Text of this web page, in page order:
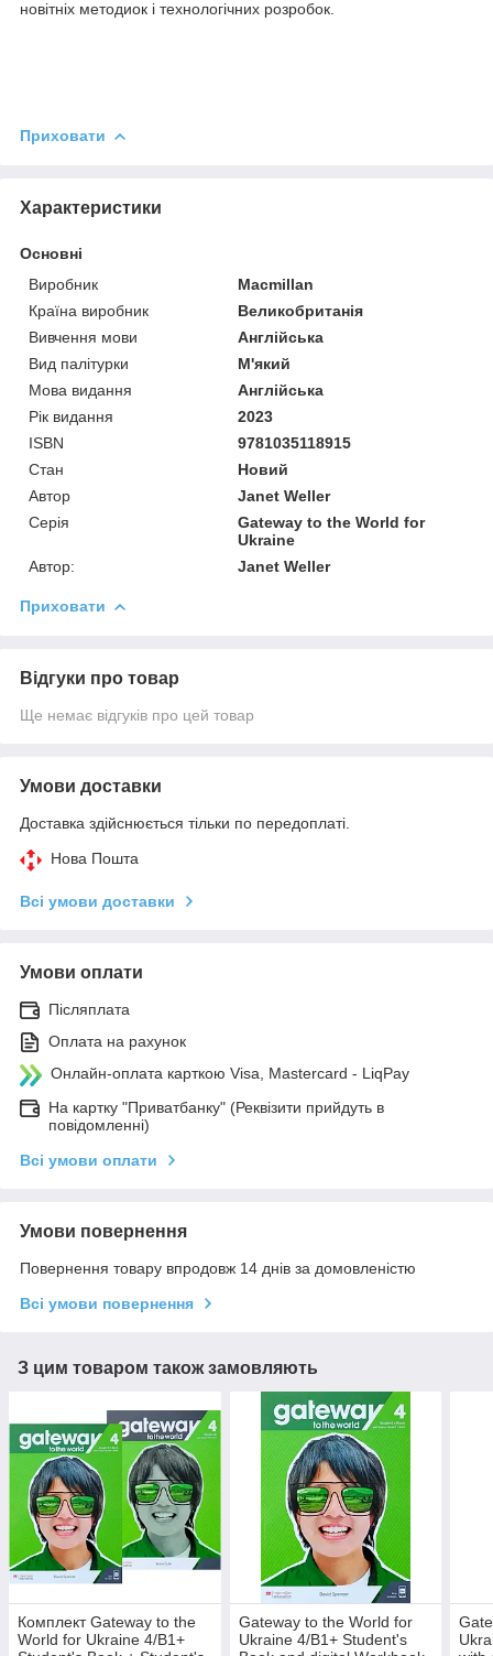
новітніх методиок і технологічних розробок.
Приховати
Характеристики
Основні
Виробник
Macmillan
Країна виробник
Великобританія
Вивчення мови
Англійська
Вид палітурки
М'який
Мова видання
Англійська
Рік видання
2023
ISBN
9781035118915
Стан
Новий
Автор
Janet Weller
Серія
Gateway to the World for
Ukraine
Автор:
Janet Weller
Приховати
Відгуки про товар
Ще немає відгуків про цей товар
Умови доставки
Доставка здійснюється тільки по передоплаті.
Нова Пошта
Всі умови доставки
Умови оплати
Післяплата
Оплата на рахунок
Онлайн-оплата карткою Visa, Mastercard - LiqPay
На картку "Приватбанку" (Реквізити прийдуть в
повідомленні)
Всі умови оплати
Умови повернення
Повернення товару впродовж 14 днів за домовленістю
Всі умови повернення
З цим товаром також замовляють
Комплект Gateway to the
World for Ukraine 4/B1+
Gateway to the World for
Ukraine 4/B1+ Student's